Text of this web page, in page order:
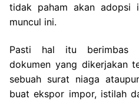
tidak paham akan adopsi
muncul ini.
Pasti hal itu berimbas
dokumen yang dikerjakan
sebuah surat niaga
buat ekspor impor, istilah